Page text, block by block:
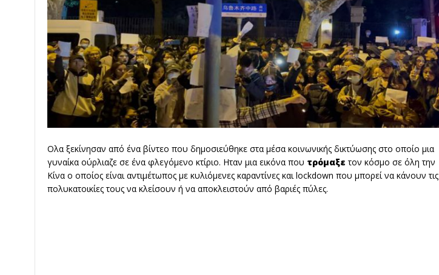
Ολα ξεκίνησαν από ένα βίντεο που δημοσιεύθηκε στα μέσα κοινωνικής δικτύωσης στο οποίο μια
γυναίκα ούρλιαζε σε ένα φλεγόμενο κτίριο. Ηταν μια εικόνα που τρόμαξε τον κόσμο σε όλη την
Κίνα ο οποίος είναι αντιμέτωπος με κυλιόμενες καραντίνες και lockdown που μπορεί να κάνουν τις
πολυκατοικίες τους να κλείσουν ή να αποκλειστούν από βαριές πύλες.